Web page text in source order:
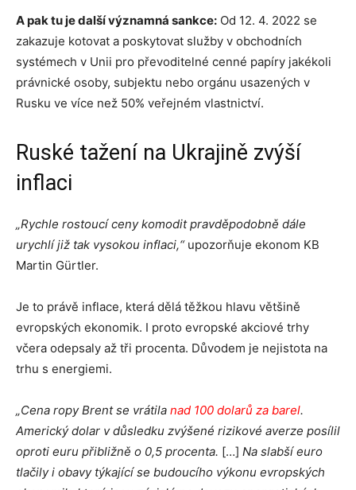
A pak tu je další významná sankce: Od 12. 4. 2022 se
zakazuje kotovat a poskytovat služby v obchodních
systémech v Unii pro převoditelné cenné papíry jakékoli
právnické osoby, subjektu nebo orgánu usazených v
Rusku ve více než 50% veřejném vlastnictví.
Ruské tažení na Ukrajině zvýší
inflaci
„Rychle rostoucí ceny komodit pravděpodobně dále
urychlí již tak vysokou inflaci,“upozorňuje ekonom KB
Martin Gürtler.
Je to právě inflace, která dělá těžkou hlavu většině
evropských ekonomik. I proto evropské akciové trhy
včera odepsaly až tři procenta. Důvodem je nejistota na
trhu s energiemi.
„Cena ropy Brent se vrátila nad 100 dolarů za barel.
Americký dolar v důsledku zvýšené rizikové averze posílil
oproti euru přibližně o 0,5 procenta. […] Na slabší euro
tlačily i obavy týkající se budoucího výkonu evropských